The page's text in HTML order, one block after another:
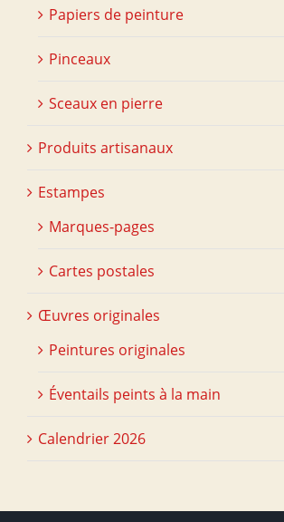
Papiers de peinture
Pinceaux
Sceaux en pierre
Produits artisanaux
Estampes
Marques-pages
Cartes postales
Œuvres originales
Peintures originales
Éventails peints à la main
Calendrier 2026